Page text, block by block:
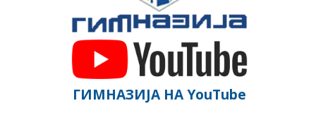
ГИМНАЗИЈА НА YouTube